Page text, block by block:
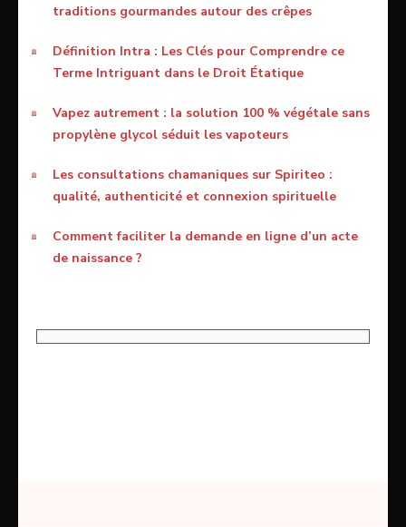
traditions gourmandes autour des crêpes
Définition Intra : Les Clés pour Comprendre ce
Terme Intriguant dans le Droit Étatique
Vapez autrement : la solution 100 % végétale sans
propylène glycol séduit les vapoteurs
Les consultations chamaniques sur Spiriteo :
qualité, authenticité et connexion spirituelle
Comment faciliter la demande en ligne d’un acte
de naissance ?